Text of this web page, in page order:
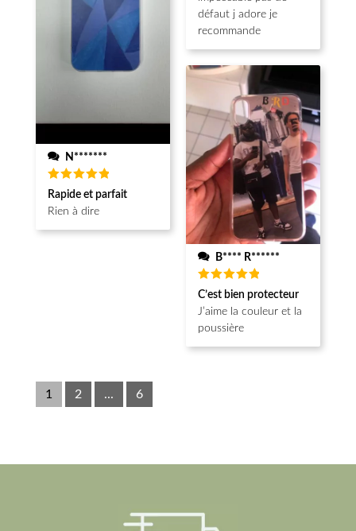
N*******
Note5
sur 5
Rapide et parfait
Rien à dire
défaut j adore je
recommande
B**** R******
Note5
sur 5
C’est bien protecteur
J’aime la couleur et la
poussière
1 2 ... 6